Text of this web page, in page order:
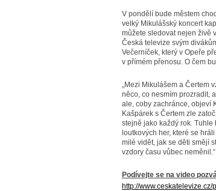
V pondělí bude městem
velký Mikulášský koncert
můžete sledovat nejen živě
Česká televize svým
Večerníček, který v Opeře
v přímém přenosu. O čem
„Mezi Mikulášem a Čertem
něco, co nesmím prozradit,
ale, coby zachránce, objeví
Kašpárek s Čertem zle
stejně jako každý rok.
loutkových her, které se
milé vidět, jak se děti smějí
vzdory času vůbec neměnil.“
Podívejte se na video
http://